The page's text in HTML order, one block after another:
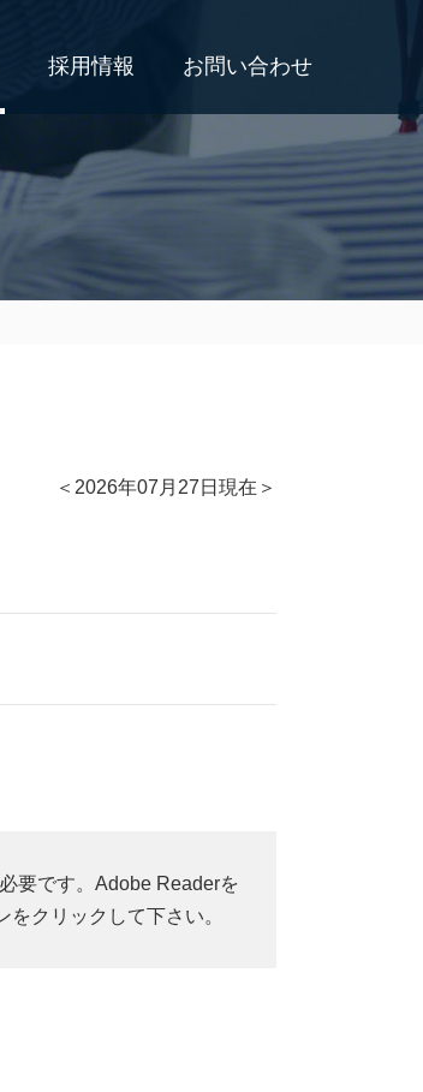
採用情報 お問い合わせ
＜2026年07月27日現在＞
要です。Adobe Readerを
クリックして下さい。